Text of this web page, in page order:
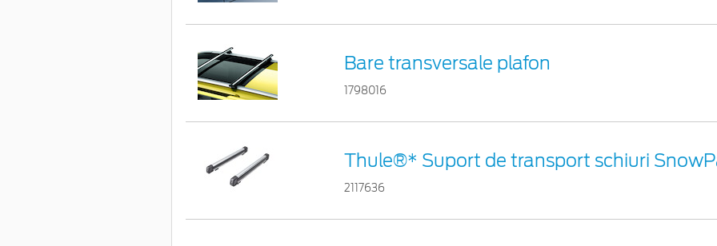
Bare transversale plafon
1798016
Thule®* Suport de transport schiuri
2117636